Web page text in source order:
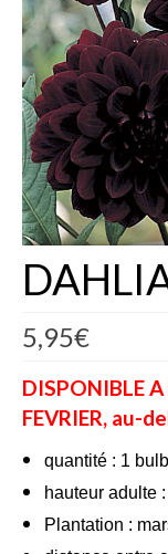
Graines
Bio
Tomates
Bulbes –
Bulbes
Tulipes
5,95€
DISPONIBLE
FEVRIER, au-
quantité : 1
hauteur adulte
Plantation :